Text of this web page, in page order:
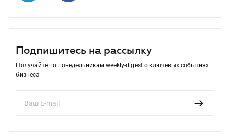
Подпишитесь на рассылку
Получайте по понедельникам weekly-digest о ключевых событиях
бизнеса